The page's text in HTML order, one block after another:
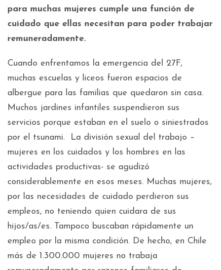
para muchas mujeres cumple una función de
cuidado que ellas necesitan para poder trabajar
remuneradamente.
Cuando enfrentamos la emergencia del 27F,
muchas escuelas y liceos fueron espacios de
albergue para las familias que quedaron sin casa.
Muchos jardines infantiles suspendieron sus
servicios porque estaban en el suelo o siniestrados
por el tsunami. La división sexual del trabajo –
mujeres en los cuidados y los hombres en las
actividades productivas- se agudizó
considerablemente en esos meses. Muchas mujeres,
por las necesidades de cuidado perdieron sus
empleos, no teniendo quien cuidara de sus
hijos/as/es. Tampoco buscaban rápidamente un
empleo por la misma condición. De hecho, en Chile
más de 1.300.000 mujeres no trabaja